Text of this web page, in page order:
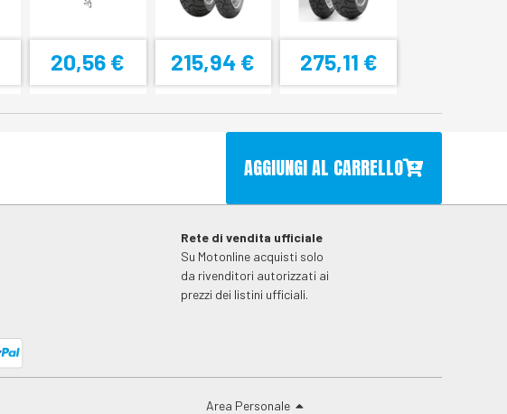
20,56 € 215,94 € 275,11 €
AGGIUNGI AL CARRELLO
Rete di vendita ufficiale
Su Motonline acquisti solo
da rivenditori autorizzati ai
prezzi dei listini ufficiali.
Area Personale